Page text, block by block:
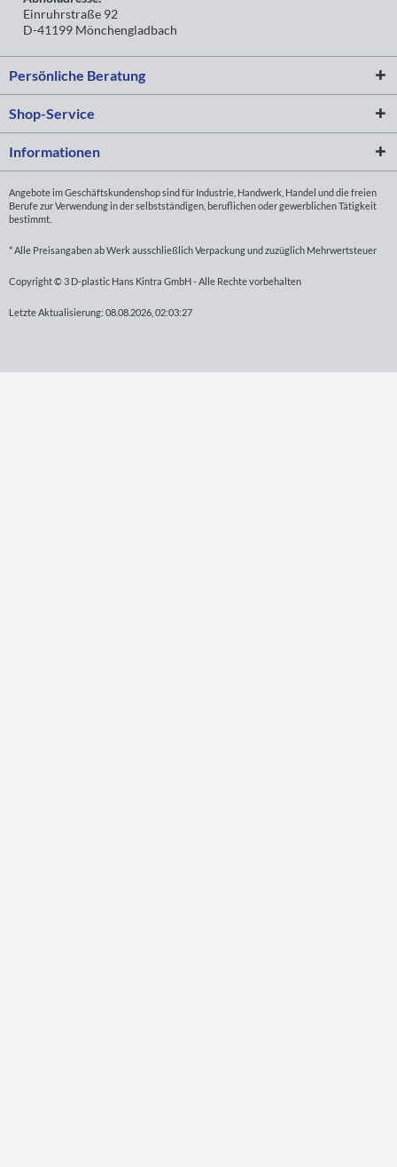
Einruhrstraße 92
D-41199 Mönchengladbach
Persönliche Beratung
Shop-Service
Informationen
Angebote im Geschäftskundenshop sind für Industrie, Handwerk, Handel und die freien
Berufe zur Verwendung in der selbstständigen, beruflichen oder gewerblichen Tätigkeit
bestimmt.
* Alle Preisangaben ab Werk ausschließlich Verpackung und zuzüglich Mehrwertsteuer
Copyright © 3 D-plastic Hans Kintra GmbH - Alle Rechte vorbehalten
Letzte Aktualisierung: 08.08.2026, 02:03:27